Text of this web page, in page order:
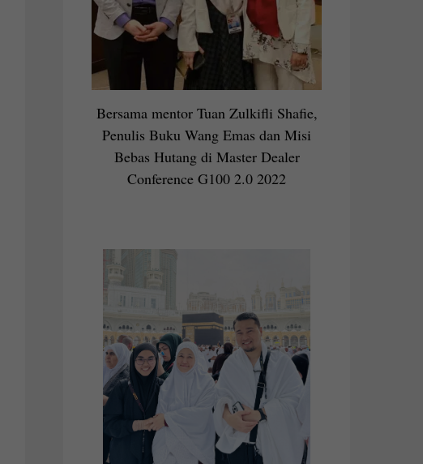
Bersama mentor Tuan Zulkifli Shafie,
Penulis Buku Wang Emas dan Misi
Bebas Hutang di Master Dealer
Conference G100 2.0 2022